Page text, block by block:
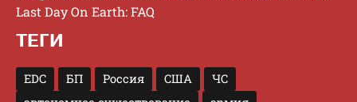
Last Day On Earth: FAQ
ТЕГИ
EDC БП Россия США
ЧС